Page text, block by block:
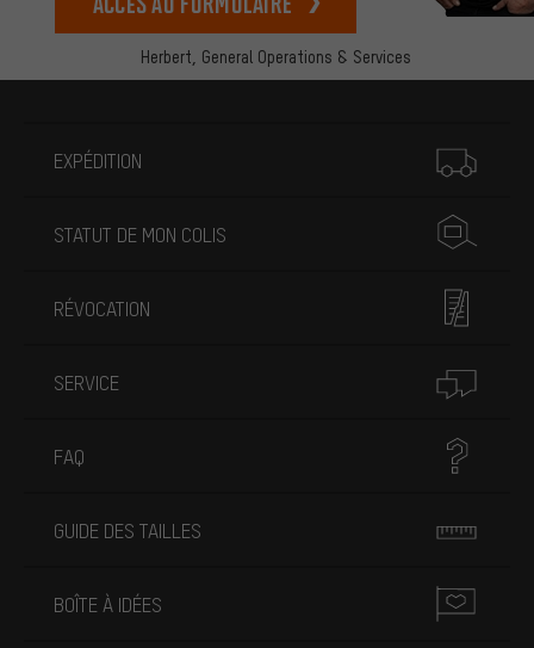
Herbert, General Operations & Services
EXPÉDITION
STATUT DE MON COLIS
RÉVOCATION
SERVICE
FAQ
GUIDE DES TAILLES
BOÎTE À IDÉES